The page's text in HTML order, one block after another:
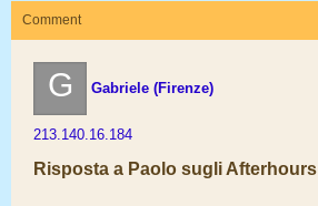
Comment
G Gabriele (Firenze)
213.140.16.184
Risposta a Paolo sugli Afterhours